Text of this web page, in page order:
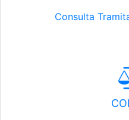
Consulta